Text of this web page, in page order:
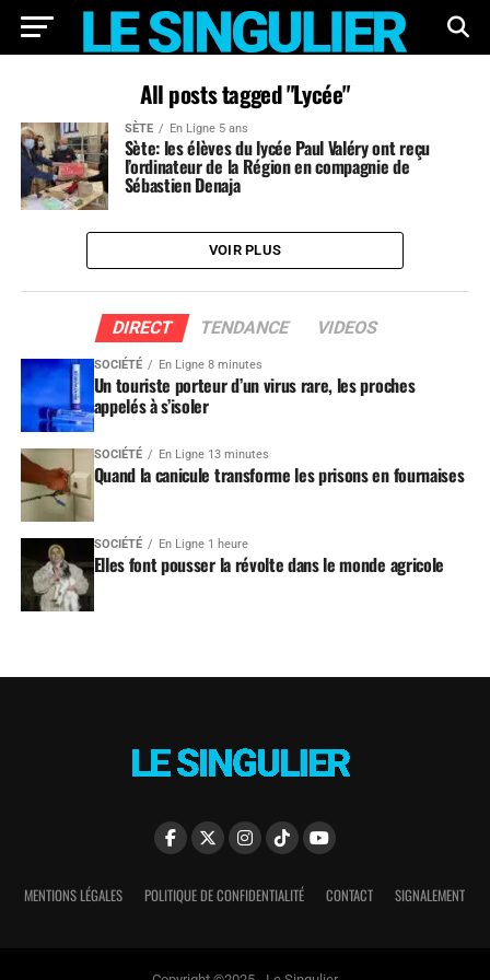
All posts tagged "Lycée"
SÈTE En Ligne 5 ans
Sète: les élèves du lycée Paul Valéry ont reçu
l’ordinateur de la Région en compagnie de
Sébastien Denaja
VOIR PLUS
DIRECT TENDANCE VIDEOS
SOCIÉTÉ En Ligne 8 minutes
Un touriste porteur d’un virus rare, les proches
appelés à s’isoler
SOCIÉTÉ En Ligne 13 minutes
Quand la canicule transforme les prisons en fournaises
SOCIÉTÉ En Ligne 1 heure
Elles font pousser la révolte dans le monde agricole
MENTIONS LÉGALES POLITIQUE DE CONFIDENTIALITÉ CONTACT SIGNALEMENT